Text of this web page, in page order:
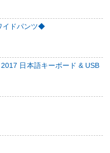
イドパンツ◆
日本語キーボード & USB